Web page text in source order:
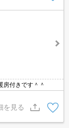
房付きです＾＾
を見る